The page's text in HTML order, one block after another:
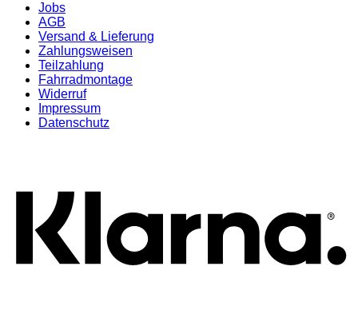
Jobs
AGB
Versand & Lieferung
Zahlungsweisen
Teilzahlung
Fahrradmontage
Widerruf
Impressum
Datenschutz